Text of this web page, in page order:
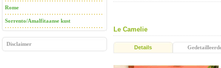
Rome
Sorrento/Amalfitaanse kust
Disclaimer
Le Camelie
Details